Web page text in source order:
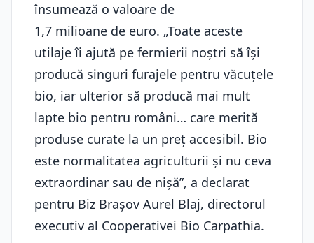
însumează o valoare de
1,7 milioane de euro. „Toate aceste
utilaje îi ajută pe fermierii noștri să își
producă singuri furajele pentru văcuțele
bio, iar ulterior să producă mai mult
lapte bio pentru români… care merită
produse curate la un preț accesibil. Bio
este normalitatea agriculturii și nu ceva
extraordinar sau de nișă”, a declarat
pentru Biz Brașov Aurel Blaj, directorul
executiv al Cooperativei Bio Carpathia.